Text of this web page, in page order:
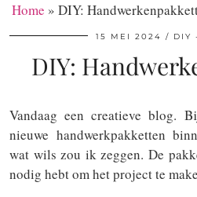
Home » DIY:
15 MEI 2024 DIY
DIY:
Vandaag een creatieve blog.
nieuwe handwerkpakketten
wat wils zou ik zeggen. De
nodig hebt om het project te